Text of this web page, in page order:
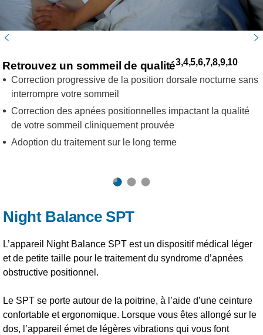
Retrouvez un sommeil de qualité3,4,5,6,7,8,9,10
Correction progressive de la position dorsale nocturne sans
interrompre votre sommeil
Correction des apnées positionnelles impactant la qualité
de votre sommeil cliniquement prouvée
Adoption du traitement sur le long terme
Night Balance SPT
L’appareil Night Balance SPT est un dispositif médical léger
et de petite taille pour le traitement du syndrome d’apnées
obstructive positionnel.
Le SPT se porte autour de la poitrine, à l’aide d’une ceinture
confortable et ergonomique. Lorsque vous êtes allongé sur le
dos, l’appareil émet de légères vibrations qui vous font